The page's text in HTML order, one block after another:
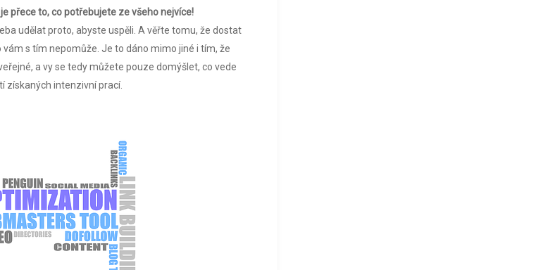
přece to, co potřebujete ze všeho nejvíce!
udělat proto, abyste uspěli. A věřte tomu, že dostat
s tím nepomůže. Je to dáno mimo jiné i tím, že
a vy se tedy můžete pouze domýšlet, co vede
získaných intenzivní prací.